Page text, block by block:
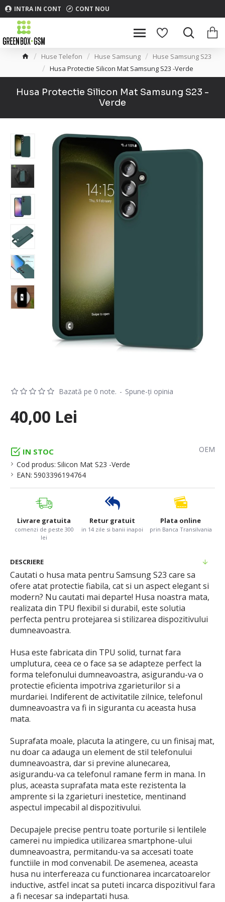
INTRA IN CONT CONT NOU
Huse Telefon Huse Samsung
Huse Samsung S23
Husa Protectie Silicon Mat Samsung S23 -Verde
Husa Protectie Silicon Mat Samsung S23 -
Verde
IN STOC
Cod produs: Silicon Mat S23 -Verde
EAN: 5903396194764
OEM
Bazată pe 0 note. - Spune-ţi opinia
40,00 Lei
Livrare gratuita
comenzi de peste 300
lei
Retur gratuit
in 14 zile si banii inapoi
Plata online
prin Banca Transilvania
DESCRIERE
Cautati o husa mata pentru Samsung S23 care sa
ofere atat protectie fiabila, cat si un aspect elegant si
modern? Nu cautati mai departe! Husa noastra mata,
realizata din TPU flexibil si durabil, este solutia
perfecta pentru protejarea si stilizarea dispozitivului
dumneavoastra.
Husa este fabricata din TPU solid, turnat fara
umplutura, ceea ce o face sa se adapteze perfect la
forma telefonului dumneavoastra, asigurandu-va o
protectie eficienta impotriva zgarieturilor si a
murdariei. Indiferent de activitatile zilnice, telefonul
dumneavoastra va fi in siguranta cu aceasta husa
mata.
Suprafata moale, placuta la atingere, cu un finisaj mat,
nu doar ca adauga un element de stil telefonului
dumneavoastra, dar si previne alunecarea,
asigurandu-va ca telefonul ramane ferm in mana. In
plus, aceasta suprafata mata este rezistenta la
amprente si la zgarieturi inestetice, mentinand
aspectul impecabil al dispozitivului.
Decupajele precise pentru toate porturile si lentilele
camerei nu impiedica utilizarea smartphone-ului
dumneavoastra, permitandu-va sa accesati toate
functiile in mod convenabil. De asemenea, aceasta
husa nu interfereaza cu functionarea incarcatoarelor
inductive, astfel incat sa puteti incarca dispozitivul fara
a fi necesar sa indepartati husa.